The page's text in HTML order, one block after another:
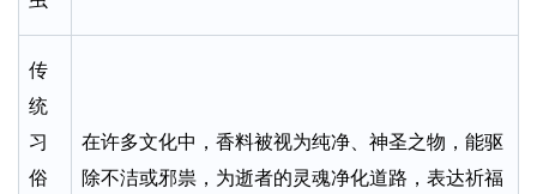
传
统
习
俗
在许多文化中，香料被视为纯净、神圣之物，能驱
除不洁或邪祟，为逝者的灵魂净化道路，表达祈福